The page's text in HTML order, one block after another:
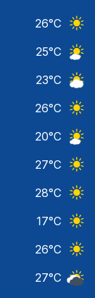
26°C
25°C
23°C
26°C
20°C
27°C
28°C
17°C
26°C
27°C